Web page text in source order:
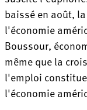
baissé en août,
l'économie
Boussour,
même que la
l'emploi
l'économie